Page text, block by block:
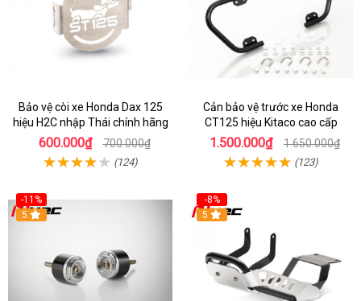
Bảo vệ còi xe Honda Dax 125
hiệu H2C nhập Thái chính hãng
600.000₫ 700.000₫
(124)
Cản bảo vệ trước xe Honda
CT125 hiệu Kitaco cao cấp
1.500.000₫ 1.650.000₫
(123)
-11%
5
-8%
5